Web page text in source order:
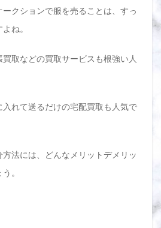
クションで服を売ることは、すっ
ね。
取などの買取サービスも根強い人
れて送るだけの宅配買取も人気で
法には、どんなメリットデメリッ
。